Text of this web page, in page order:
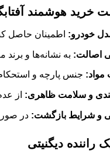
خرید هوشمند
مدل خودرو: اطمینان حاصل
اصالت: به نشانه‌ها و برند
مواد: جنس پارچه و
و سلامت ظاهری: از
و شرایط بازگشت: در
راننده دیگنیتی